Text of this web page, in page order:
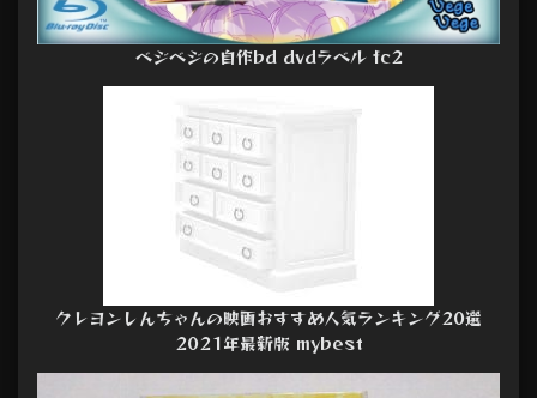
ベジベジの自作bd dvdラベル fc2
クレヨンしんちゃんの映画おすすめ人気ランキング20選
2021年最新版 mybest